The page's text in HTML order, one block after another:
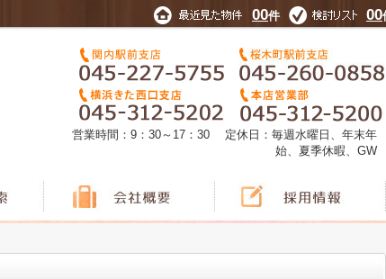
00件 00
営業時間：9：30～17：30 定休日：毎週水曜日、年末年
始、夏季休暇、GW